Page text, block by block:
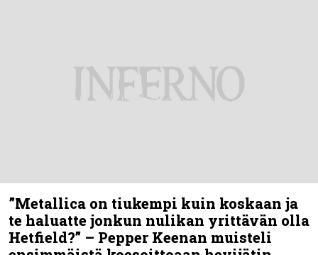
”Metallica on tiukempi kuin koskaan ja
te haluatte jonkun nulikan yrittävän olla
Hetfield?” – Pepper Keenan muisteli